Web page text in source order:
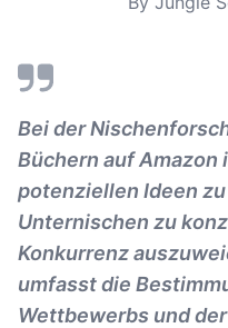
Bei der
Büchern auf Amazon
potenziellen Ideen
Unternischen zu
Konkurrenz
umfasst die
Wettbewerbs und